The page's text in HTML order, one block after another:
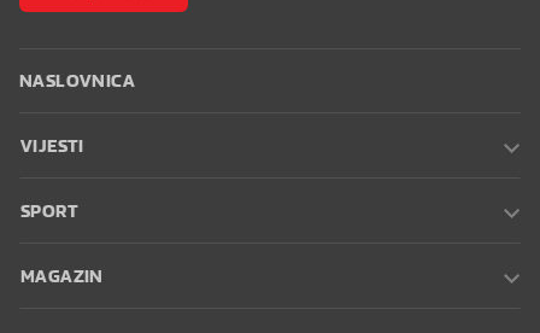
NASLOVNICA
VIJESTI
SPORT
MAGAZIN